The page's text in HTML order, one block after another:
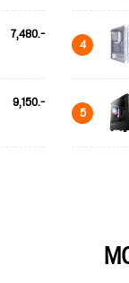
7,480.-
9,150.-
4
5